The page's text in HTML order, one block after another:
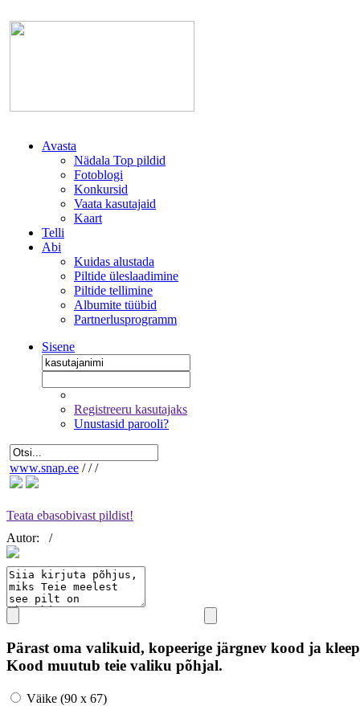
Avasta
Nädala Top pildid
Fotoblogi
Konkursid
Vaata kasutajaid
Kaart
Telli
Abi
Kuidas alustada
Piltide üleslaadimine
Piltide tellimine
Albumite tüübid
Partnerlusprogramm
Sisene
Registreeru kasutajaks
Unustasid parooli?
www.snap.ee / / /
Teata ebasobivast pildist!
Autor:
/
Pärast oma valikuid, kopeerige järgnev kood ja
Kood muutub teie valiku põhjal.
Väike (90 x 67)